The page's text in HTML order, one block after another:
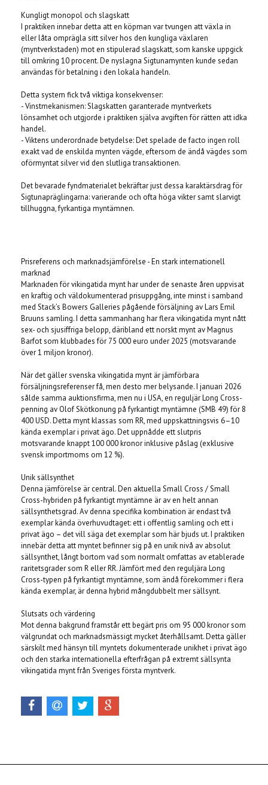
Kungligt monopol och slagskatt
I praktiken innebar detta att en köpman var tvungen att växla in
eller låta omprägla sitt silver hos den kungliga växlaren
(myntverkstaden) mot en stipulerad slagskatt, som kanske uppgick
till omkring 10 procent. De nyslagna Sigtunamynten kunde sedan
användas för betalning i den lokala handeln.
Detta system fick två viktiga konsekvenser:
- Vinstmekanismen: Slagskatten garanterade myntverkets
lönsamhet och utgjorde i praktiken själva avgiften för rätten att idka
handel.
- Viktens underordnade betydelse: Det spelade de facto ingen roll
exakt vad de enskilda mynten vägde, eftersom de ändå vägdes som
oförmyntat silver vid den slutliga transaktionen.
Det bevarade fyndmaterialet bekräftar just dessa karaktärsdrag för
Sigtunapräglingarna: varierande och ofta höga vikter samt slarvigt
tillhuggna, fyrkantiga myntämnen.
Prisreferens och marknadsjämförelse - En stark internationell
marknad
Marknaden för vikingatida mynt har under de senaste åren uppvisat
en kraftig och väldokumenterad prisuppgång, inte minst i samband
med Stack’s Bowers Galleries pågående försäljning av Lars Emil
Bruuns samling. I detta sammanhang har flera vikingatida mynt nått
sex- och sjusiffriga belopp, däribland ett norskt mynt av Magnus
Barfot som klubbades för 75 000 euro under 2025 (motsvarande
över 1 miljon kronor).
När det gäller svenska vikingatida mynt är jämförbara
försäljningsreferenser få, men desto mer belysande. I januari 2026
sålde samma auktionsfirma, men nu i USA, en reguljär Long Cross-
penning av Olof Skötkonung på fyrkantigt myntämne (SMB 49) för 8
400 USD. Detta mynt klassas som RR, med uppskattningsvis 6–10
kända exemplar i privat ägo. Det uppnådde ett slutpris
motsvarande knappt 100 000 kronor inklusive påslag (exklusive
svensk importmoms om 12 %).
Unik sällsynthet
Denna jämförelse är central. Den aktuella Small Cross / Small
Cross-hybriden på fyrkantigt myntämne är av en helt annan
sällsynthetsgrad. Av denna specifika kombination är endast två
exemplar kända överhuvudtaget: ett i offentlig samling och ett i
privat ägo – det vill säga det exemplar som här bjuds ut. I praktiken
innebär detta att myntet befinner sig på en unik nivå av absolut
sällsynthet, långt bortom vad som normalt omfattas av etablerade
raritetsgrader som R eller RR. Jämfört med den reguljära Long
Cross-typen på fyrkantigt myntämne, som ändå förekommer i flera
kända exemplar, är denna hybrid mångdubbelt mer sällsynt.
Slutsats och värdering
Mot denna bakgrund framstår ett begärt pris om 95 000 kronor som
välgrundat och marknadsmässigt mycket återhållsamt. Detta gäller
särskilt med hänsyn till myntets dokumenterade unikhet i privat ägo
och den starka internationella efterfrågan på extremt sällsynta
vikingatida mynt från Sveriges första myntverk.